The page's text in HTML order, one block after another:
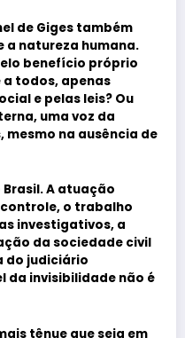
de Giges também
a natureza humana.
benefício próprio
todos, apenas
e pelas leis? Ou
uma voz da
mesmo na ausência de
A atuação
o trabalho
investigativos, a
da sociedade civil
do judiciário
da invisibilidade não é
tênue que seja em